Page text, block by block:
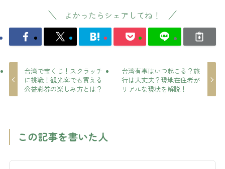
よかったらシェアしてね！
台湾で宝くじ！スクラッチ
に挑戦！観光客でも買える
公益彩券の楽しみ方とは？
台湾有事はいつ起こる？旅
行は大丈夫？現地在住者が
リアルな現状を解説！
この記事を書いた人